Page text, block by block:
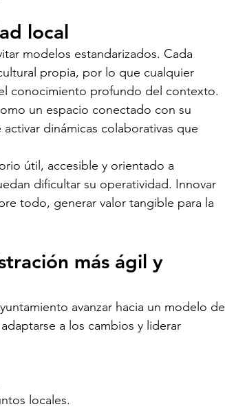
local
modelos estandarizados. Cada
propia, por lo que cualquier
conocimiento profundo del contexto.
un espacio conectado con su
dinámicas colaborativas que
útil, accesible y orientado a
dificultar su operatividad. Innovar
todo, generar valor tangible para la
más ágil y
avanzar hacia un modelo de
a los cambios y liderar
locales.